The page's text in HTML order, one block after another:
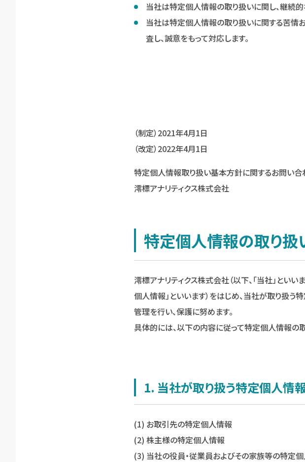
当社は特定個人情報の取り扱いに関し、継続的
当社は特定個人情報の取り扱いに関する苦情
査し、誠意をもって対応します。
（制定）2021年4月1日
（改定）2022年4月1日
特定個人情報取り扱い基本方針に関するお問い合
澪標アナリティクス株式会社
特定個人情報の取り扱
澪標アナリティクス株式会社（以下、「当社」とい
個人情報」といいます）をはじめ、当社が取り扱
管理を行い、保護に努めます。
具体的には、以下の内容に従って特定個人情報の
1. 当社が取り扱う特定個人情
(1) お取引先の特定個人情報
(2) 株主様の特定個人情報
(3) 当社の役員・従業員およびその家族等の特定